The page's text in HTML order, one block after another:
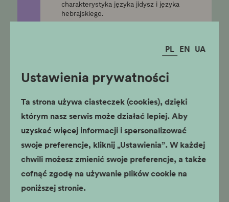
PL EN UA
Ustawienia prywatności
Ta strona używa ciasteczek (cookies), dzięki
którym nasz serwis może działać lepiej. Aby
uzyskać więcej informacji i spersonalizować
swoje preferencje, kliknij „Ustawienia”. W każdej
chwili możesz zmienić swoje preferencje, a także
cofnąć zgodę na używanie plików cookie na
poniższej stronie.
charakterystyka języka jidysz i języka
hebrajskiego.
stacjonarne
Historia Żydów w Polsce
- obrazki z historii
Stara Synagoga
Podczas lekcji omawiane są
pojawienia się osadnictwa Żydów w
Polsce.
szkoły ponadpodstawowe,
klasy VII-VIII